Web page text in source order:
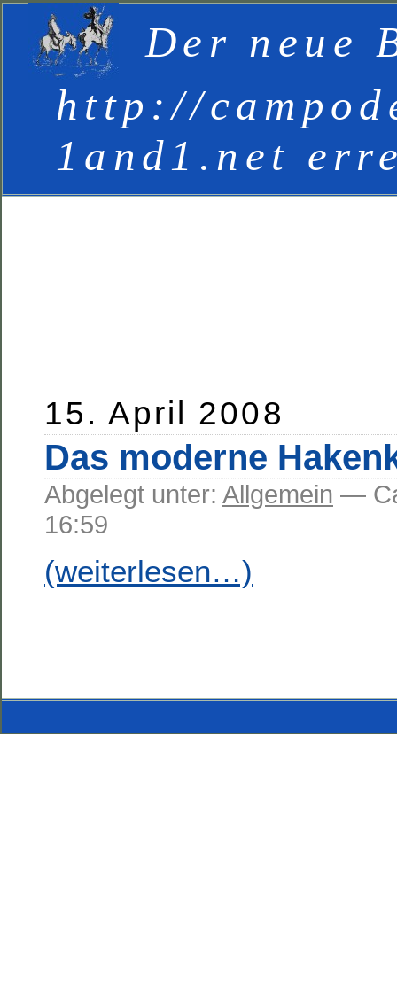
Der neue
http://
1and1.net
15. April 2008
Das moderne
Abgelegt unter: Allgemein —
16:59
(weiterlesen…)